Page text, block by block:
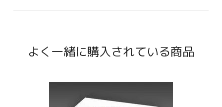
よく一緒に購入されている商品